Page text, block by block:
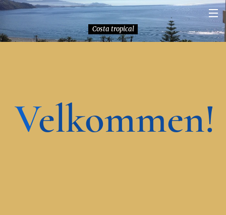
Costa tropical
Velkommen!